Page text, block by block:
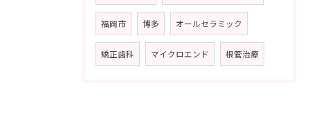
福岡市 博多 オールセラミック
矯正歯科 マイクロエンド 根管治療